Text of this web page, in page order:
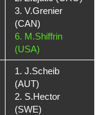
3. V.Grenier
(CAN)
6. M.Shiffrin
(USA)
1. J.Scheib
(AUT)
2. S.Hector
(SWE)